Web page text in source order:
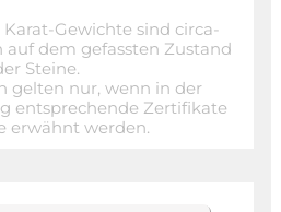
Gewichte sind circa-
auf dem gefassten Zustand
Steine.
gelten nur, wenn in der
entsprechende Zertifikate
erwähnt werden.